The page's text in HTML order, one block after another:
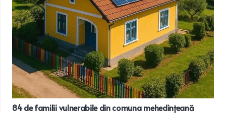
84 de familii vulnerabile din comuna mehedințeană